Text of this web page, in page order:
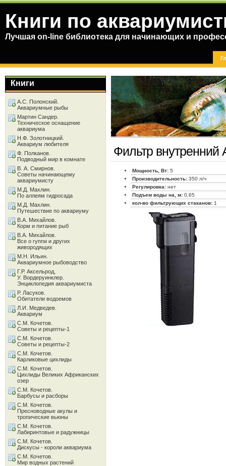
Книги по
Лучшая on-line библиотека для начинающих и
Фильтр внутренний
Мощность, Вт: 5
Производительность: 350 л/ч
Регулировка: нет
Подъем воды на, м: 0,65
кол-во фильтрующих стаканов: 1
Книги
А.С. Полонский.
Аквариумные рыбы
Мартин Сандер.
Техническое оснащение
аквариума
Н.Ф. Золотницкий.
Аквариум любителя
Ф. Полканов.
Подводный мир в комнате
В. А. Смирнов.
Советы начинающему
аквариумисту
М.Д. Махлин.
По аллеям гидросада
М.Д. Махлин.
Путешествие по аквариуму
В.А. Михайлов.
Корм и питание рыб
В.А. Михайлов.
Все о гуппи и других
живородящих
М.Н. Ильин.
Аквариумное рыбоводство
Г.Р. Аксельрод,
У. Вордеруинклер.
Энциклопедия аквариумиста
Р. Ласуков.
Обитатели водоемов
Л.И. Медведев.
Аквариум
С.М. Кочетов.
Советы и рецепты-1
С.М. Кочетов.
Советы и рецепты-2
С.М. Кочетов.
Карликовые цихлиды
С.М. Кочетов.
Цихлиды Великих Африканских
озер
С.М. Кочетов.
Барбусы и расборы
С.М. Кочетов.
Пресноводные акулы и
тропические вьюны
С.М. Кочетов.
Лабиринтовые и радужницы
С.М. Кочетов.
Дискусы - короли аквариума
С.М. Кочетов.
Мир водных растений